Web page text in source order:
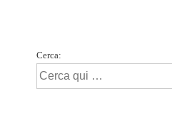
Cerca: